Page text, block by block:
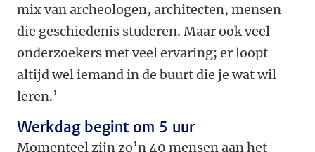
mix van archeologen, architecten, mensen
die geschiedenis studeren. Maar ook veel
onderzoekers met veel ervaring; er loopt
altijd wel iemand in de buurt die je wat wil
leren.’
Werkdag begint om 5 uur
Momenteel zijn zo’n 40 mensen aan het